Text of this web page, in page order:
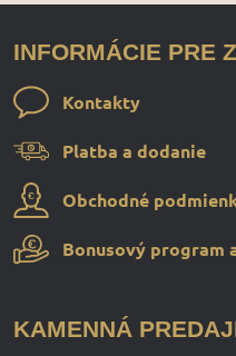
INFORMÁCIE PRE
Kontakty
Platba a dodanie
Obchodné
Bonusový program
KAMENNÁ